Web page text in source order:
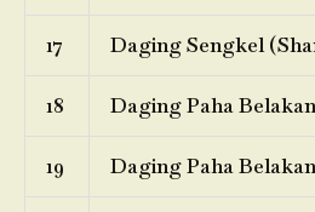
17 Daging Sengkel
18 Daging Paha
19 Daging Paha